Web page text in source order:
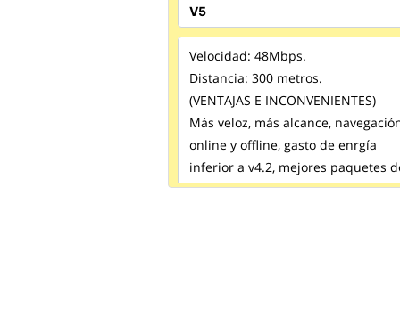
Velocidad: 48Mbps.
Distancia: 300 metros.
(VENTAJAS E INCONVENIENTES)
Más veloz, más alcance,
online y offline, gasto de enrgía
inferior a v4.2, mejores paquetes
aviso.